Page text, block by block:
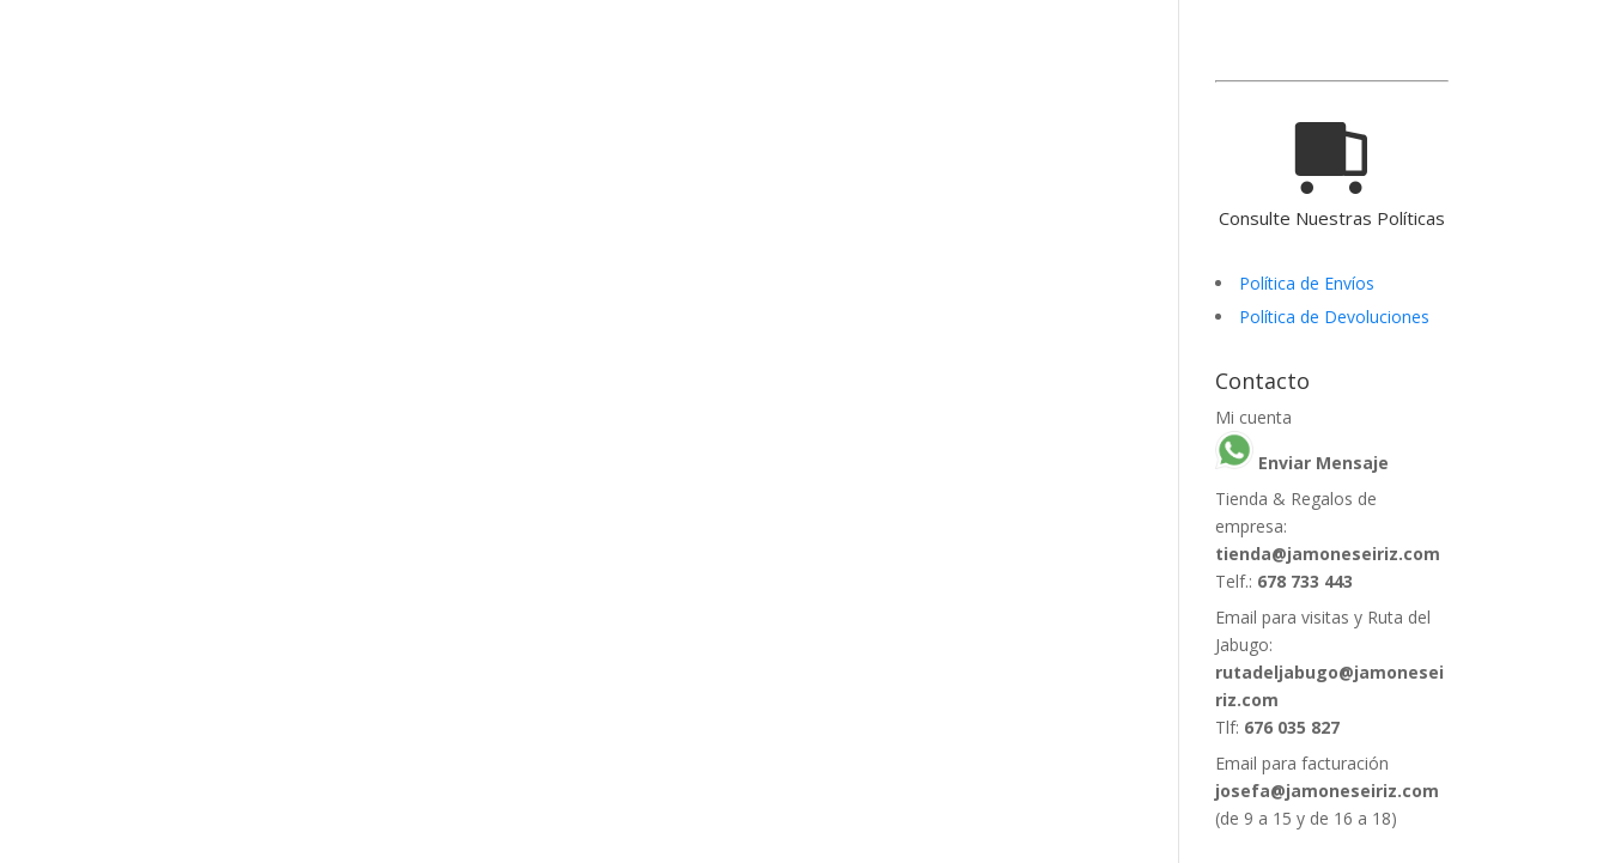
Consulte Nuestras Políticas
Política de Envíos
Política de Devoluciones
Contacto
Mi cuenta
Enviar Mensaje
Tienda & Regalos de
empresa:
tienda@jamoneseiriz.com
Telf.: 678 733 443
Email para visitas y Ruta del
Jabugo:
rutadeljabugo@jamonesei
riz.com
Tlf: 676 035 827
Email para facturación
josefa@jamoneseiriz.com
(de 9 a 15 y de 16 a 18)